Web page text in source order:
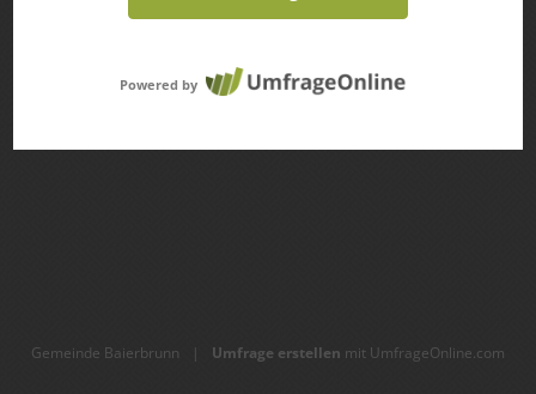
Powered by
Gemeinde Baierbrunn | Umfrage erstellen mit UmfrageOnline.com